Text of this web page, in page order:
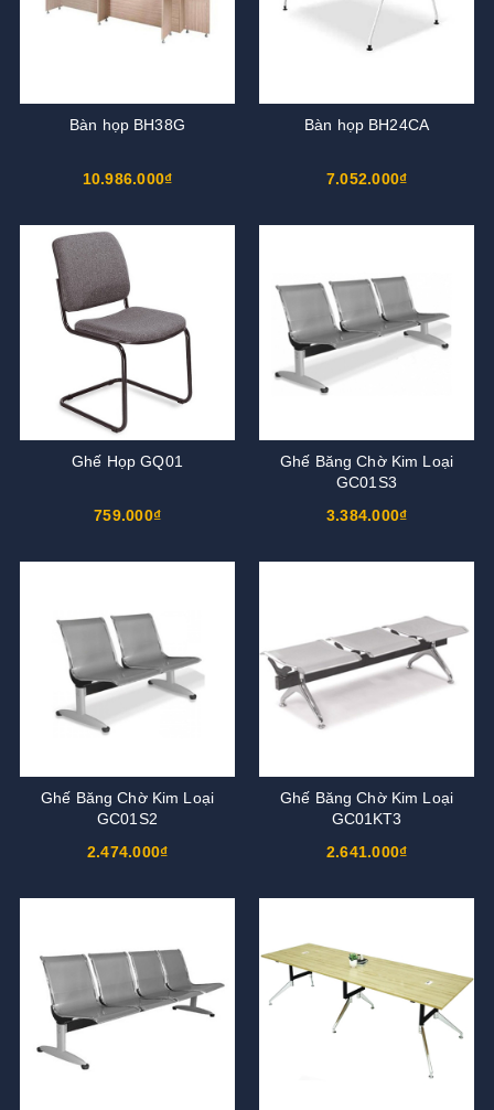
Bàn họp BH38G
10.986.000₫
Bàn họp BH24CA
7.052.000₫
Ghế Họp GQ01
759.000₫
Ghế Băng Chờ Kim Loại
GC01S3
3.384.000₫
Ghế Băng Chờ Kim Loại
GC01S2
2.474.000₫
Ghế Băng Chờ Kim Loại
GC01KT3
2.641.000₫